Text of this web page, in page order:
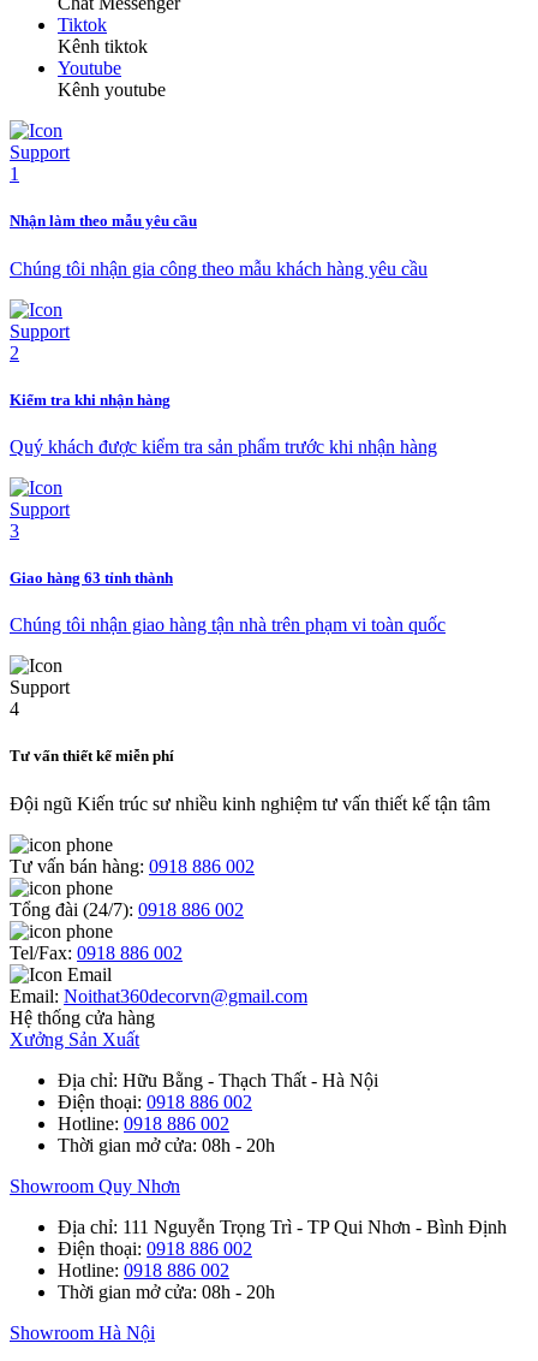
Tiktok
Kênh tiktok
Youtube
Kênh youtube
Nhận làm theo mẫu yêu cầu
Chúng tôi nhận gia công theo mẫu khách hàng yêu cầu
Kiểm tra khi nhận hàng
Quý khách được kiểm tra sản phẩm trước khi nhận hàng
Giao hàng 63 tỉnh thành
Chúng tôi nhận giao hàng tận nhà trên phạm vi toàn quốc
Tư vấn thiết kế miễn phí
Đội ngũ Kiến trúc sư nhiều kinh nghiệm tư vấn thiết kế tận tâm
Tư vấn bán hàng: 0918 886 002
Tổng đài (24/7): 0918 886 002
Tel/Fax: 0918 886 002
Email: Noithat360decorvn@gmail.com
Hệ thống cửa hàng
Xưởng Sản Xuất
Địa chỉ: Hữu Bằng - Thạch Thất - Hà Nội
Điện thoại: 0918 886 002
Hotline: 0918 886 002
Thời gian mở cửa: 08h - 20h
Showroom Quy Nhơn
Địa chỉ: 111 Nguyễn Trọng Trì - TP Qui Nhơn - Bình Định
Điện thoại: 0918 886 002
Hotline: 0918 886 002
Thời gian mở cửa: 08h - 20h
Showroom Hà Nội